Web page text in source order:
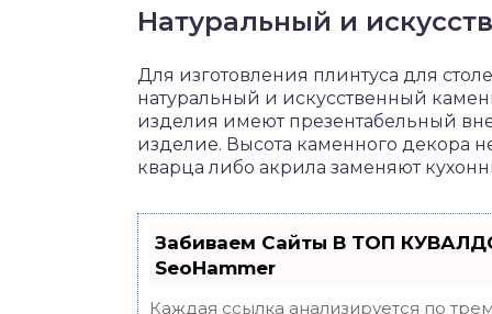
Натуральный и
Для изготовления плинтуса для
натуральный и искусственный
изделия имеют презентабельный
изделие. Высота каменного декора
кварца либо акрила заменяют
Забиваем Сайты В ТОП
SeoHammer
Каждая ссылка анализируется по